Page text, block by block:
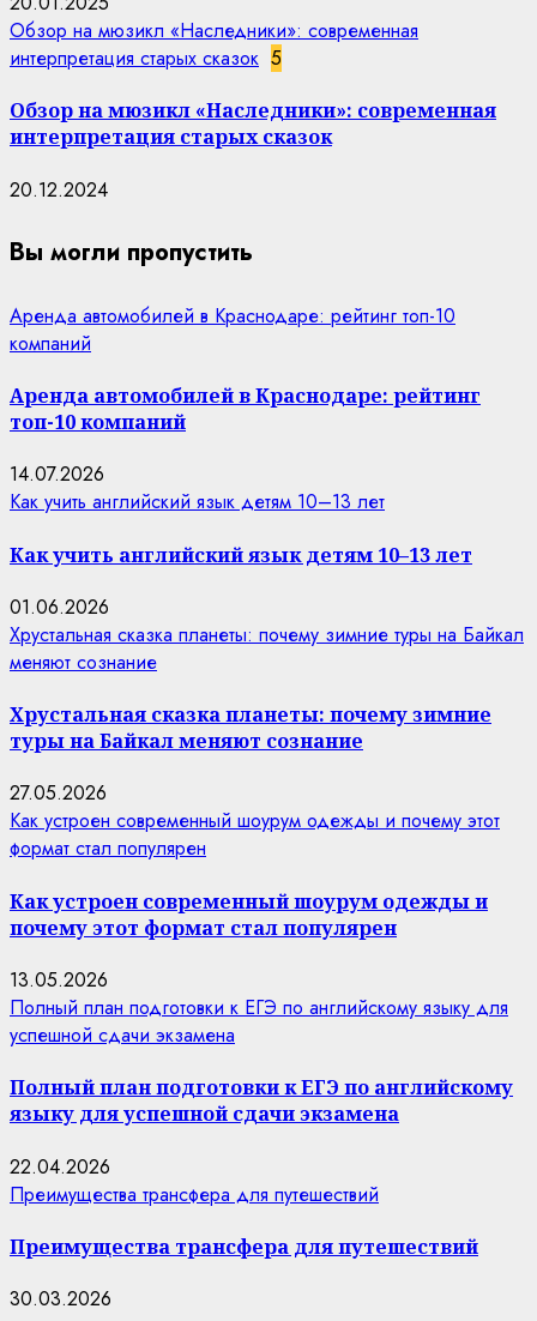
Обзор на мюзикл «Наследники»: современная
интерпретация старых сказок 5
Обзор на мюзикл «Наследники»: современная
интерпретация старых сказок
20.12.2024
Вы могли пропустить
Аренда автомобилей в Краснодаре: рейтинг топ-10
компаний
Аренда автомобилей в Краснодаре: рейтинг
топ-10 компаний
14.07.2026
Как учить английский язык детям 10–13 лет
Как учить английский язык детям 10–13 лет
01.06.2026
Хрустальная сказка планеты: почему зимние туры на Байкал
меняют сознание
Хрустальная сказка планеты: почему зимние
туры на Байкал меняют сознание
27.05.2026
Как устроен современный шоурум одежды и почему этот
формат стал популярен
Как устроен современный шоурум одежды и
почему этот формат стал популярен
13.05.2026
Полный план подготовки к ЕГЭ по английскому языку для
успешной сдачи экзамена
Полный план подготовки к ЕГЭ по английскому
языку для успешной сдачи экзамена
22.04.2026
Преимущества трансфера для путешествий
Преимущества трансфера для путешествий
30.03.2026